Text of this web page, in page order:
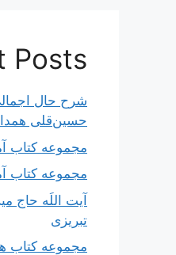
Posts
شرح حال
حسین‌قلی
مجموعه کتاب
مجموعه کتاب
آیت اللَه حاج
تبریزی
مجموعه کتاب